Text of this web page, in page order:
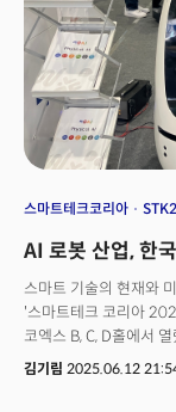
스마트테크코리아
AI 로봇 산업, 한
스마트 기술의 현재와
'스마트테크 코리아
코엑스 B, C, D홀에서
이래 클라우드, IoT, AI,
김기림 2025.06.12